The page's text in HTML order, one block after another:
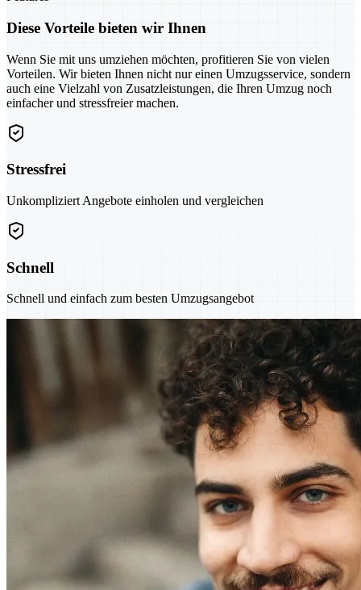
Diese Vorteile bieten wir Ihnen
Wenn Sie mit uns umziehen möchten, profitieren Sie von vielen
Vorteilen. Wir bieten Ihnen nicht nur einen Umzugsservice, sondern
auch eine Vielzahl von Zusatzleistungen, die Ihren Umzug noch
einfacher und stressfreier machen.
Stressfrei
Unkompliziert Angebote einholen und vergleichen
Schnell
Schnell und einfach zum besten Umzugsangebot